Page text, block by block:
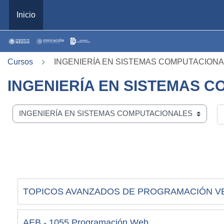
Inicio
Cursos INGENIERÍA EN SISTEMAS
INGENIERÍA EN SISTEMAS
TOPICOS AVANZADOS DE PROGRAMACIÓN